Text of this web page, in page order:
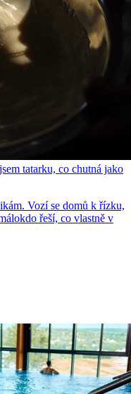
tatarku, co chutná jako
Vozí se domů k řízku,
řeší, co vlastně v